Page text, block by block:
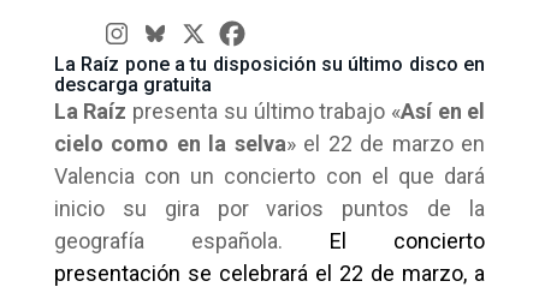
La Raíz pone a tu disposición su último disco en
descarga gratuita
La Raíz presenta su último trabajo «Así en el
cielo como en la selva» el 22 de marzo en
Valencia con un concierto con el que dará
inicio su gira por varios puntos de la
geografía española. El concierto
presentación se celebrará el 22 de marzo, a